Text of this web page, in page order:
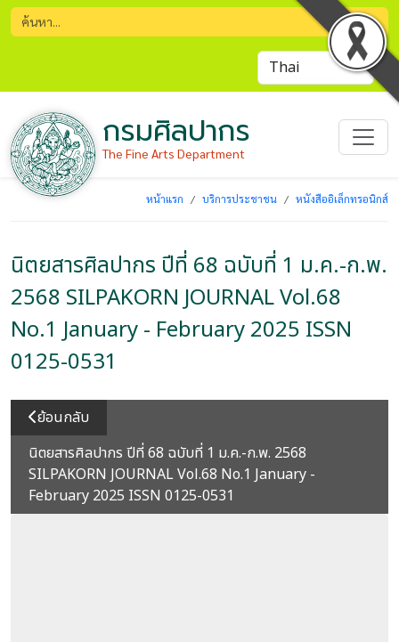
กรมศิลปากร
The Fine Arts Department
หน้าแรก บริการประชาชน หนังสืออิเล็กทรอนิกส์
นิตยสารศิลปากร ปีที่ 68 ฉบับที่ 1 ม.ค.-ก.พ.
2568 SILPAKORN JOURNAL Vol.68
No.1 January - February 2025 ISSN
0125-0531
ย้อนกลับ
นิตยสารศิลปากร ปีที่ 68 ฉบับที่ 1 ม.ค.-ก.พ. 2568
SILPAKORN JOURNAL Vol.68 No.1 January -
February 2025 ISSN 0125-0531